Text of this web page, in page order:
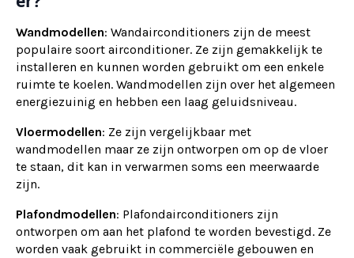
Wandmodellen: Wandairconditioners zijn de meest
populaire soort airconditioner. Ze zijn gemakkelijk te
installeren en kunnen worden gebruikt om een enkele
ruimte te koelen. Wandmodellen zijn over het algemeen
energiezuinig en hebben een laag geluidsniveau.
Vloermodellen: Ze zijn vergelijkbaar met
wandmodellen maar ze zijn ontworpen om op de vloer
te staan, dit kan in verwarmen soms een meerwaarde
zijn.
Plafondmodellen: Plafondairconditioners zijn
ontworpen om aan het plafond te worden bevestigd. Ze
worden vaak gebruikt in commerciële gebouwen en